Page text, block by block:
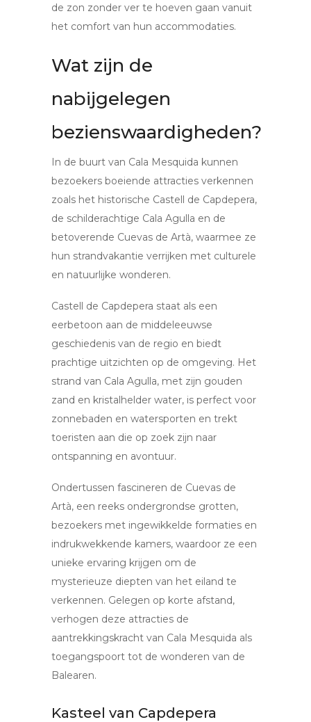
de zon zonder ver te hoeven gaan vanuit
het comfort van hun accommodaties.
Wat zijn de
nabijgelegen
bezienswaardigheden?
In de buurt van Cala Mesquida kunnen
bezoekers boeiende attracties verkennen
zoals het historische Castell de Capdepera,
de schilderachtige Cala Agulla en de
betoverende Cuevas de Artà, waarmee ze
hun strandvakantie verrijken met culturele
en natuurlijke wonderen.
Castell de Capdepera staat als een
eerbetoon aan de middeleeuwse
geschiedenis van de regio en biedt
prachtige uitzichten op de omgeving. Het
strand van Cala Agulla, met zijn gouden
zand en kristalhelder water, is perfect voor
zonnebaden en watersporten en trekt
toeristen aan die op zoek zijn naar
ontspanning en avontuur.
Ondertussen fascineren de Cuevas de
Artà, een reeks ondergrondse grotten,
bezoekers met ingewikkelde formaties en
indrukwekkende kamers, waardoor ze een
unieke ervaring krijgen om de
mysterieuze diepten van het eiland te
verkennen. Gelegen op korte afstand,
verhogen deze attracties de
aantrekkingskracht van Cala Mesquida als
toegangspoort tot de wonderen van de
Balearen.
Kasteel van Capdepera